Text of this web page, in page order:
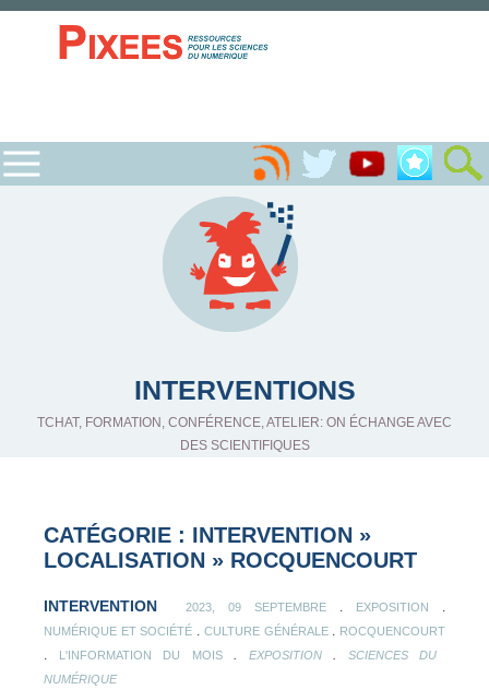
INTERVENTIONS
TCHAT, FORMATION, CONFÉRENCE, ATELIER: ON ÉCHANGE AVEC
DES SCIENTIFIQUES
CATÉGORIE : INTERVENTION »
LOCALISATION » ROCQUENCOURT
INTERVENTION 2023, 09 SEPTEMBRE EXPOSITION
NUMÉRIQUE ET SOCIÉTÉ CULTURE GÉNÉRALE. ROCQUENCOURT
L'INFORMATION DU MOIS. EXPOSITION. SCIENCES DU
NUMÉRIQUE